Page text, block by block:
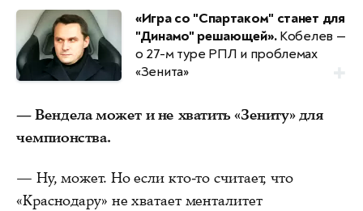
«Игра со "Спартаком" станет для
"Динамо" решающей».Кобелев —
о 27-м туре РПЛ и проблемах
«Зенита»
— Вендела может и не хватить «Зениту» для
чемпионства.
— Ну, может. Но если кто-то считает, что
«Краснодару» не хватает менталитет